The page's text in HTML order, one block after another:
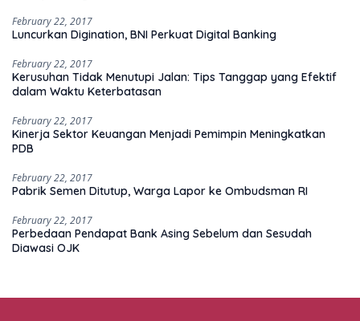
February 22, 2017
Luncurkan Digination, BNI Perkuat Digital Banking
February 22, 2017
Kerusuhan Tidak Menutupi Jalan: Tips Tanggap yang Efektif
dalam Waktu Keterbatasan
February 22, 2017
Kinerja Sektor Keuangan Menjadi Pemimpin Meningkatkan
PDB
February 22, 2017
Pabrik Semen Ditutup, Warga Lapor ke Ombudsman RI
February 22, 2017
Perbedaan Pendapat Bank Asing Sebelum dan Sesudah
Diawasi OJK